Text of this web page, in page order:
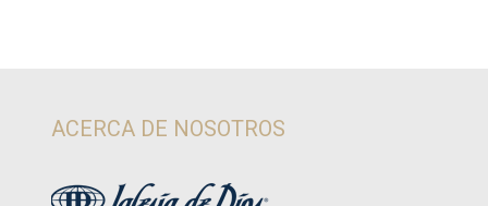
ACERCA DE NOSOTROS